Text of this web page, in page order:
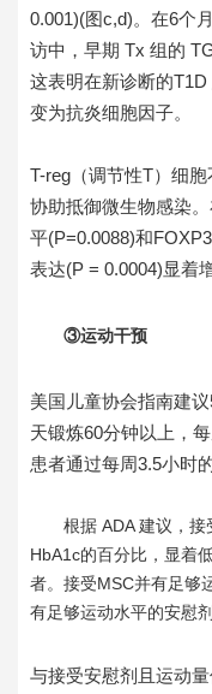
0.001)(图c,d)。在6个
访中，早期 Tx 组的
这表明在新诊断的
变为抗炎细胞因子。
T-reg（调节性T）细
协助抵御微生物感染
平(P=0.0088)和
表达(P = 0.0004)显着
③运动干预
美国儿童协会指南建
天锻炼60分钟以上，
患者通过每周3.5小时
根据 ADA 建议，
HbA1c的百分比，显着
者。接受MSC并有足够
有足够运动水平的安慰剂
与接受安慰剂且运动